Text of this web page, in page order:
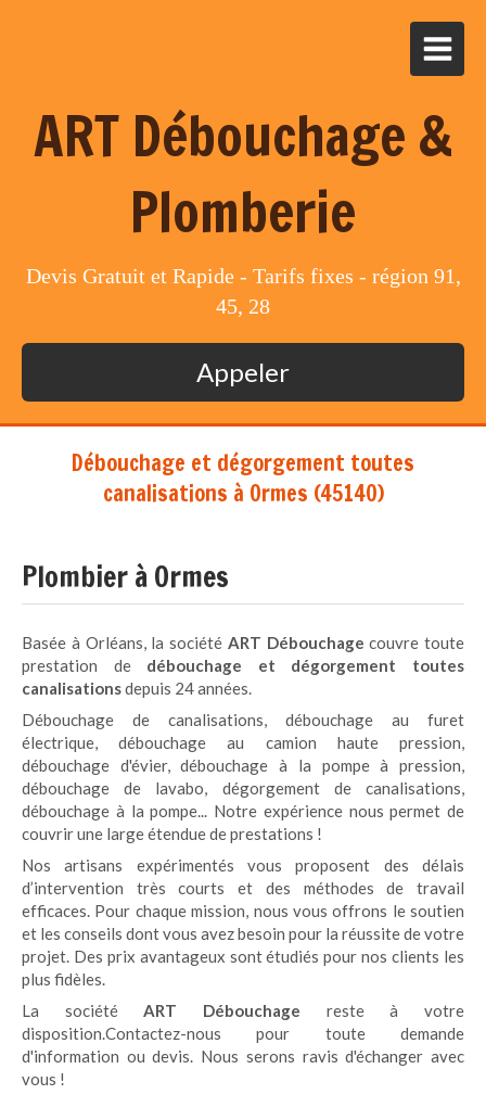
ART Débouchage &
Plomberie
Devis Gratuit et Rapide - Tarifs fixes - région 91,
45, 28
Appeler
Débouchage et dégorgement toutes
canalisations à Ormes (45140)
Plombier à Ormes
Basée à Orléans, la société ART Débouchage couvre toute
prestation de débouchage et dégorgement toutes
canalisationsdepuis 24 années.
Débouchage de canalisations, débouchage au furet
électrique, débouchage au camion haute pression,
débouchage d'évier, débouchage à la pompe à pression,
débouchage de lavabo, dégorgement de canalisations,
débouchage à la pompe... Notre expérience nous permet de
couvrir une large étendue de prestations !
Nos artisans expérimentés vous proposent des délais
d’intervention très courts et des méthodes de travail
efficaces. Pour chaque mission, nous vous offrons le soutien
et les conseils dont vous avez besoin pour la réussite de votre
projet. Des prix avantageux sont étudiés pour nos clients les
plus fidèles.
La sociétéART Débouchage reste à votre
disposition.Contactez-nous pour toute demande
d'information ou devis. Nous serons ravis d'échanger avec
vous !